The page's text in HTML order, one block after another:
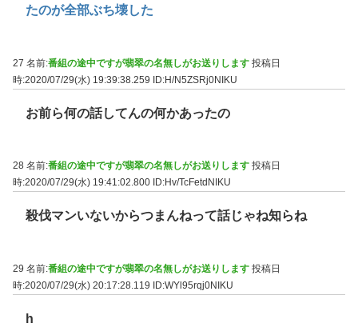
たのが全部ぶち壊した
27 名前:番組の途中ですが翡翠の名無しがお送りします 投稿日
時:2020/07/29(水) 19:39:38.259 ID:H/N5ZSRj0NIKU
お前ら何の話してんの何かあったの
28 名前:番組の途中ですが翡翠の名無しがお送りします 投稿日
時:2020/07/29(水) 19:41:02.800 ID:Hv/TcFetdNIKU
殺伐マンいないからつまんねって話じゃね知らね
29 名前:番組の途中ですが翡翠の名無しがお送りします 投稿日
時:2020/07/29(水) 20:17:28.119 ID:WYl95rqj0NIKU
h